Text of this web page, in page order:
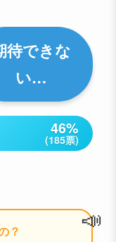
待できな
い…
46%
(185票)
？ 📣